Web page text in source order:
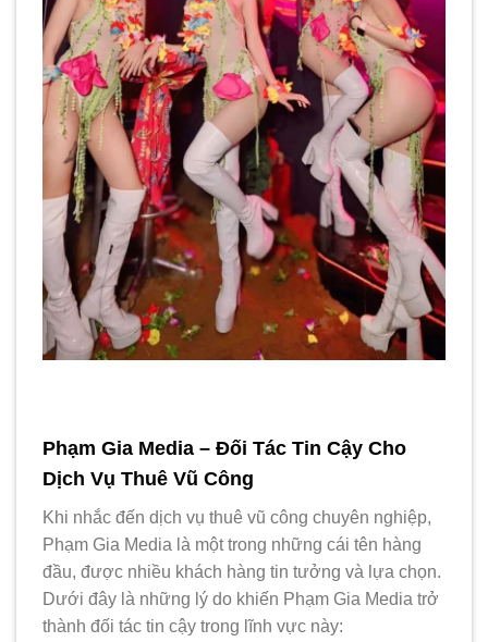
Phạm Gia Media – Đối Tác Tin Cậy Cho
Dịch Vụ Thuê Vũ Công
Khi nhắc đến dịch vụ thuê vũ công chuyên nghiệp,
Phạm Gia Media là một trong những cái tên hàng
đầu, được nhiều khách hàng tin tưởng và lựa chọn.
Dưới đây là những lý do khiến Phạm Gia Media trở
thành đối tác tin cậy trong lĩnh vực này: